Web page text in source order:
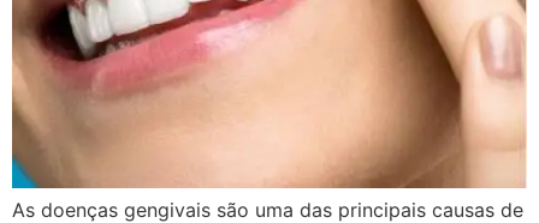
As doenças gengivais são uma das principais causas de